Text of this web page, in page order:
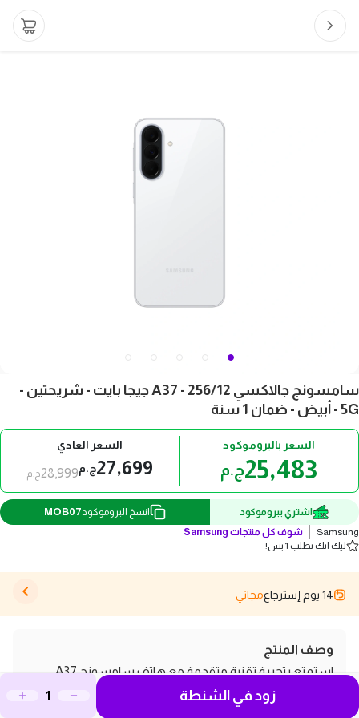
سامسونج جالاكسي A37 - 256/12 جيجا بايت - شريحتين -
5G - أبيض - ضمان 1 سنة
السعر بالبروموكود
25,483ج.م
السعر العادي
27,699ج.م28,999ج.م
اشتري ببروموكود انسخ البروموكود MOB07
Samsung شوف كل منتجات Samsung
ليك انك تطلب 1 بس!
14 يوم إسترجاع مجاني
وصف المنتج
استمتع بتجربة تقنية متقدمة مع هاتف سامسونج A37
الذكي، الذي يجمع بين التصميم الأنيق والأداء الفائق. يأتي هذا
زود في الشنطة